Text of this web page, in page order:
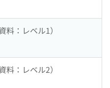
料：レベル1）
料：レベル2）